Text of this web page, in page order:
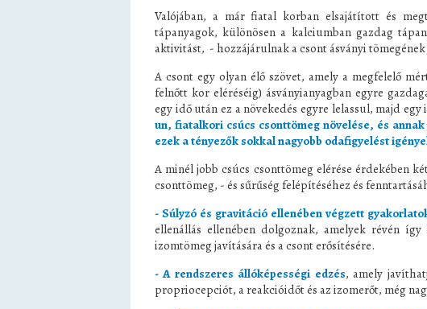
Valójában, a már fiatal korban elsajátított és
tápanyagok, különösen a kalciumban gazdag
aktivitást, - hozzájárulnak a csont ásványi
A csont egy olyan élő szövet, amely a megfelelő
felnőtt kor eléréséig) ásványianyagban egyre
egy idő után ez a növekedés egyre lelassul, majd
un, fiatalkori csúcs csonttömeg növelése, és
ezek a tényezők sokkal nagyobb odafigyelést
A minél jobb csúcs csonttömeg elérése érdekében
csonttömeg, - és sűrűség felépítéséhez és
- Súlyzó és gravitáció ellenében végzett
ellenállás ellenében dolgoznak, amelyek révén
izomtömeg javítására és a csont erősítésére.
- A rendszeres állóképességi edzés, amely
propriocepciót, a reakcióidőt és az izomerőt, még